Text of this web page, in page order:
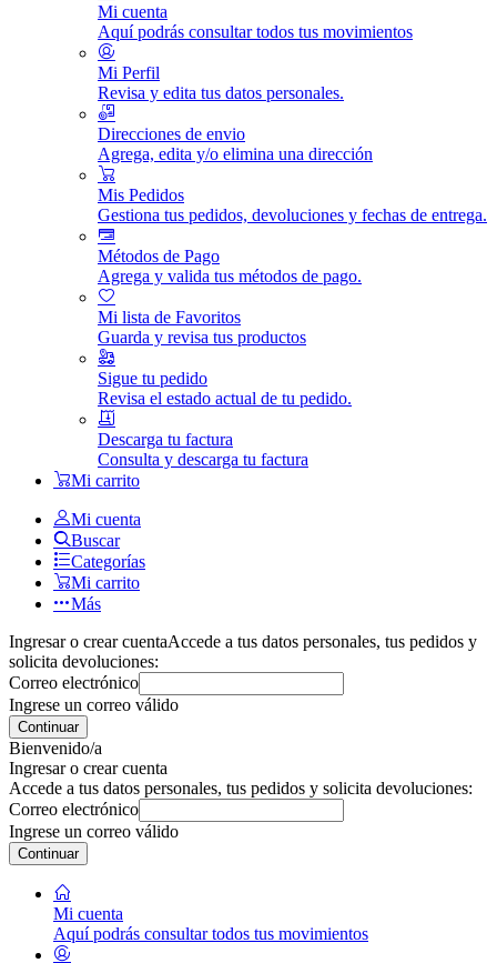
Mi cuenta
Aquí podrás consultar todos tus movimientos
Mi Perfil
Revisa y edita tus datos personales.
Direcciones de envio
Agrega, edita y/o elimina una dirección
Mis Pedidos
Gestiona tus pedidos, devoluciones y fechas de entrega.
Métodos de Pago
Agrega y valida tus métodos de pago.
Mi lista de Favoritos
Guarda y revisa tus productos
Sigue tu pedido
Revisa el estado actual de tu pedido.
Descarga tu factura
Consulta y descarga tu factura
Mi carrito
Mi cuenta
Buscar
Categorías
Mi carrito
Más
Ingresar o crear cuentaAccede a tus datos personales, tus pedidos y
solicita devoluciones:
Correo electrónico
Ingrese un correo válido
Continuar
Bienvenido/a
Ingresar o crear cuenta
Accede a tus datos personales, tus pedidos y solicita devoluciones:
Correo electrónico
Ingrese un correo válido
Continuar
Mi cuenta
Aquí podrás consultar todos tus movimientos